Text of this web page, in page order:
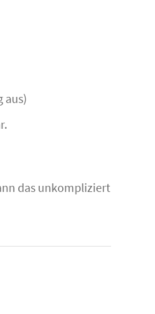
aus)
das unkompliziert